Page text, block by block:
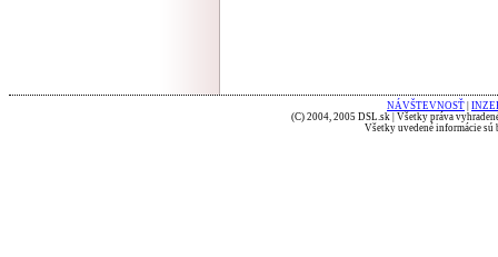
NÁVŠTEVNOSŤ
(C) 2004, 2005 DSL.sk | Všetky práva
Všetky uvedené informácie sú